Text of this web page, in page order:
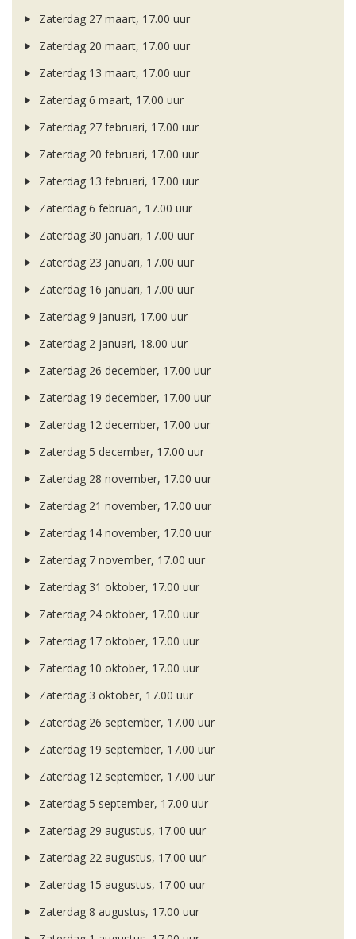
Zaterdag 27 maart, 17.00 uur
Zaterdag 20 maart, 17.00 uur
Zaterdag 13 maart, 17.00 uur
Zaterdag 6 maart, 17.00 uur
Zaterdag 27 februari, 17.00 uur
Zaterdag 20 februari, 17.00 uur
Zaterdag 13 februari, 17.00 uur
Zaterdag 6 februari, 17.00 uur
Zaterdag 30 januari, 17.00 uur
Zaterdag 23 januari, 17.00 uur
Zaterdag 16 januari, 17.00 uur
Zaterdag 9 januari, 17.00 uur
Zaterdag 2 januari, 18.00 uur
Zaterdag 26 december, 17.00 uur
Zaterdag 19 december, 17.00 uur
Zaterdag 12 december, 17.00 uur
Zaterdag 5 december, 17.00 uur
Zaterdag 28 november, 17.00 uur
Zaterdag 21 november, 17.00 uur
Zaterdag 14 november, 17.00 uur
Zaterdag 7 november, 17.00 uur
Zaterdag 31 oktober, 17.00 uur
Zaterdag 24 oktober, 17.00 uur
Zaterdag 17 oktober, 17.00 uur
Zaterdag 10 oktober, 17.00 uur
Zaterdag 3 oktober, 17.00 uur
Zaterdag 26 september, 17.00 uur
Zaterdag 19 september, 17.00 uur
Zaterdag 12 september, 17.00 uur
Zaterdag 5 september, 17.00 uur
Zaterdag 29 augustus, 17.00 uur
Zaterdag 22 augustus, 17.00 uur
Zaterdag 15 augustus, 17.00 uur
Zaterdag 8 augustus, 17.00 uur